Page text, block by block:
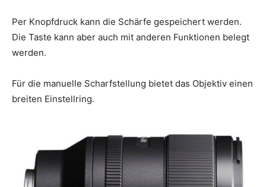
Per Knopfdruck kann die Schärfe gespeichert werden.
Die Taste kann aber auch mit anderen Funktionen belegt
werden.
Für die manuelle Scharfstellung bietet das Objektiv einen
breiten Einstellring.